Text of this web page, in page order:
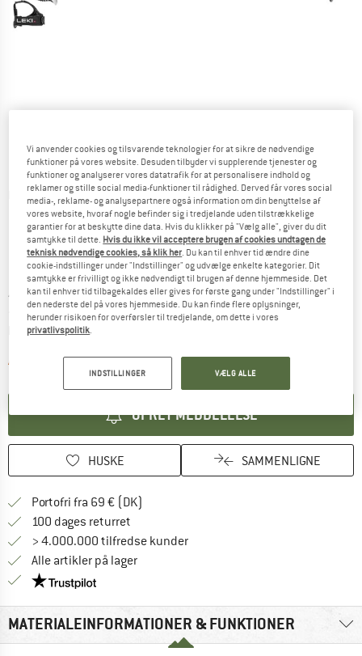
Detaljevisning
Pris:
49,95€ inkl. moms.
KR373,40
plus Forsendelsesomkostninger
Oplysninger om
Artiklen er p.t. desværre udsolgtLinket åbnes i en infoboks og
OPRET MEDDELELSE
HUSKE SAMMENLIGNE
Portofri fra 69 € (DK)
100 dages returret
> 4.000.000 tilfredse kunder
Alle artikler på lager
Vi er Trustpilot-certificeret - oplysningerne får du
MATERIALEINFORMATIONER & FUNKTIONER
Vi anvender cookies og tilsvarende teknologier for at sikre de nødvendige
funktioner på vores website. Desuden tilbyder vi supplerende tjenester og
funktioner og analyserer vores datatrafik for at personalisere indhold og
reklamer og stille social media-funktioner til rådighed. Derved får vores social
media-, reklame- og analysepartnere også information om din benyttelse af
vores website, hvoraf nogle befinder sig i tredjelande uden tilstrækkelige
garantier for at beskytte dine data. Hvis du klikker på "Vælg alle", giver du dit
samtykke til dette. Hvis du ikke vil acceptere brugen af cookies undtagen de
teknisk nødvendige cookies, så klik her. Du kan til enhver tid ændre dine
cookie-indstillinger under "Indstillinger" og udvælge enkelte kategorier. Dit
samtykke er frivilligt og ikke nødvendigt til brugen af denne hjemmeside. Det
kan til enhver tid tilbagekaldes eller gives for første gang under "Indstillinger" i
den nederste del på vores hjemmeside. Du kan finde flere oplysninger,
herunder risikoen for overførsler til tredjelande, om dette i vores
privatlivspolitik.
INDSTILLINGER VÆLG ALLE